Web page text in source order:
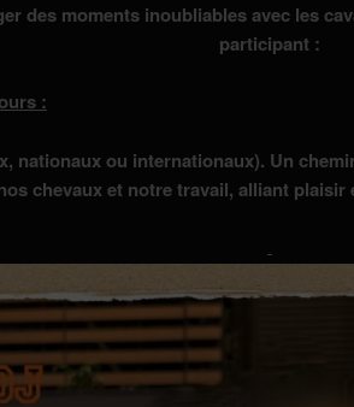
des moments inoubliables avec les
participant :
:
nationaux ou internationaux). Un
chevaux et notre travail, alliant plaisir